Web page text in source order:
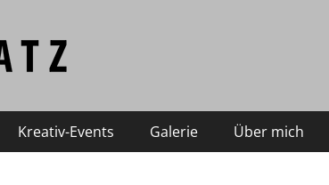
Kreativ-Events Galerie Über mich